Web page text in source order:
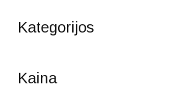
Kategorijos
Kaina